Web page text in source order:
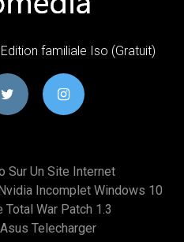
familiale Iso (Gratuit)
Sur Un Site Internet
Incomplet Windows 10
Total War Patch 1.3
Telecharger